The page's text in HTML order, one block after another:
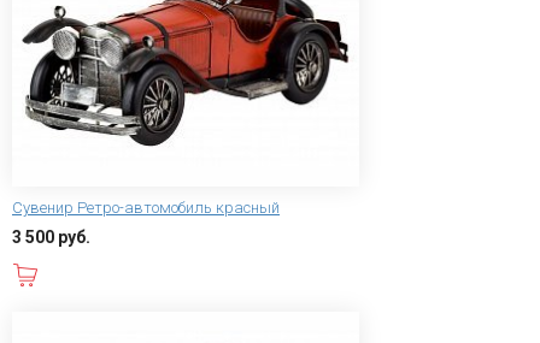
Сувенир Ретро-автомобиль красный
3 500 руб.